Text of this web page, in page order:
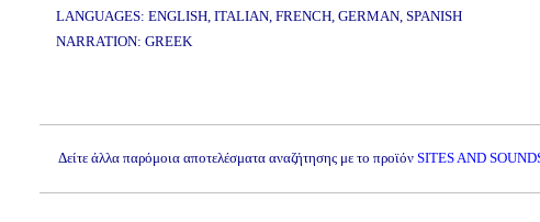
LANGUAGES: ENGLISH, ITALIAN, FRENCH, GERMAN, SPANISH
NARRATION: GREEK
Δείτε άλλα παρόμοια αποτελέσματα αναζήτησης με το προϊόν SITES AND